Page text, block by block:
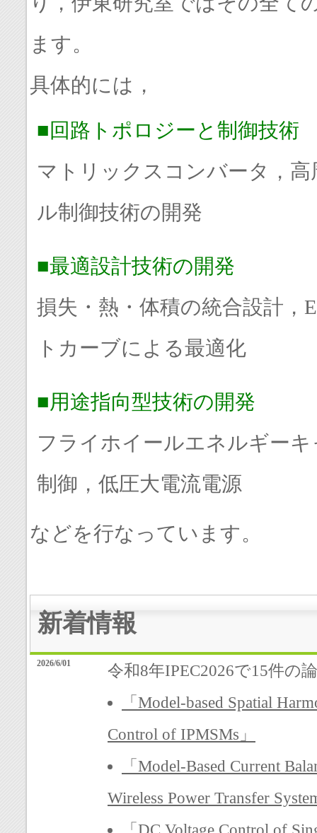
ます。
具体的には，
■回路トポロジーと制御技術
マトリックスコンバータ，
ル制御技術の開発
■最適設計技術の開発
損失・熱・体積の統合設計
トカーブによる最適化
■用途指向型技術の開発
フライホイールエネルギー
制御，低圧大電流電源
などを行なっています。
新着情報
2026/6/01
令和8年IPEC2026で15件の
「Model-based Spatial
Control of IPMSMs」
「Model-Based Current
Wireless Power Transfer